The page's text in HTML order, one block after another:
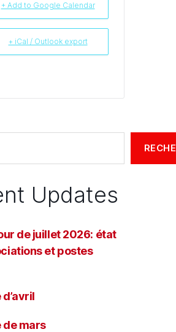
+ Add to Google Calendar
+ iCal / Outlook export
Updates
de juillet 2026: état
et postes
mars